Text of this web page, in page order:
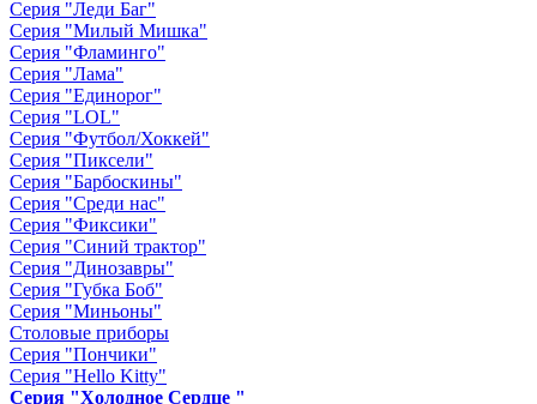
Серия "Леди Баг"
Серия "Милый Мишка"
Серия "Фламинго"
Серия "Лама"
Серия "Единорог"
Серия "LOL"
Серия "Футбол/Хоккей"
Серия "Пиксели"
Серия "Барбоскины"
Серия "Среди нас"
Серия "Фиксики"
Серия "Синий трактор"
Серия "Динозавры"
Серия "Губка Боб"
Серия "Миньоны"
Столовые приборы
Серия "Пончики"
Серия "Hello Kitty"
Серия "Холодное Сердце "